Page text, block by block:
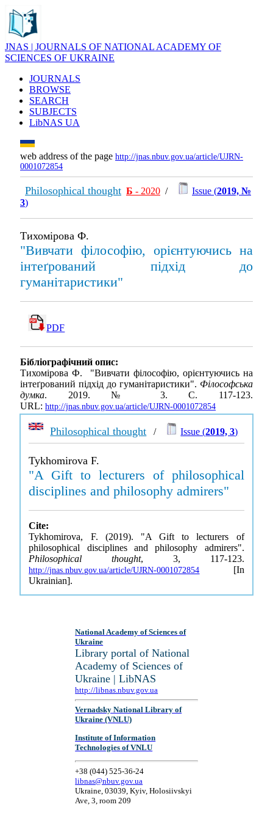
JNAS | JOURNALS OF NATIONAL ACADEMY OF
SCIENCES OF UKRAINE
JOURNALS
BROWSE
SEARCH
SUBJECTS
LibNAS UA
web address of the page http://jnas.nbuv.gov.ua/article/UJRN-
0001072854
Philosophical thought Б - 2020 / Issue (2019, №
3)
Тихомірова Ф.
"Вивчати філософію, орієнтуючись на
інтеґрований підхід до
гуманітаристики"
PDF
Бібліографічний опис:
Тихомірова Ф. "Вивчати філософію, орієнтуючись на
інтеґрований підхід до гуманітаристики". Філософська
думка. 2019. № 3. С. 117-123.
URL: http://jnas.nbuv.gov.ua/article/UJRN-0001072854
Philosophical thought / Issue (2019, 3)
Tykhomirova F.
"A Gift to lecturers of philosophical
disciplines and philosophy admirers"
Cite:
Tykhomirova, F. (2019). "A Gift to lecturers of
philosophical disciplines and philosophy admirers".
Philosophical thought, 3, 117-123.
http://jnas.nbuv.gov.ua/article/UJRN-0001072854 [In
Ukrainian].
National Academy of Sciences of
Ukraine
Library portal of National
Academy of Sciences of
Ukraine | LibNAS
http://libnas.nbuv.gov.ua
Vernadsky National Library of
Ukraine (VNLU)
Institute of Information
Technologies of VNLU
+38 (044) 525-36-24
libnas@nbuv.gov.ua
Ukraine, 03039, Kyiv, Holosiivskyi
Ave, 3, room 209